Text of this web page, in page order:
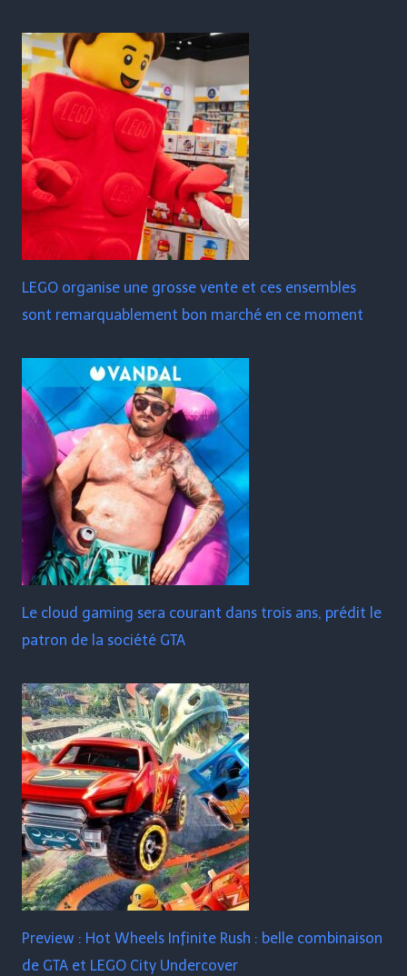
LEGO organise une grosse vente et ces ensembles
sont remarquablement bon marché en ce moment
Le cloud gaming sera courant dans trois ans, prédit le
patron de la société GTA
Preview : Hot Wheels Infinite Rush : belle combinaison
de GTA et LEGO City Undercover